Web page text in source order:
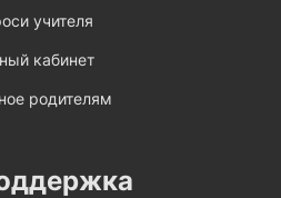
учителя
кабинет
родителям